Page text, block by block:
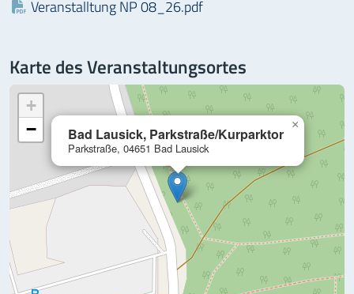
Datei:
Veranstalltung NP 08_26.pdf
Karte des Veranstaltungsortes
Bad Lausick, Parkstraße/Kurparktor
Parkstraße, 04651 Bad Lausick
×
+
−